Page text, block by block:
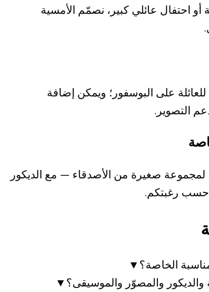
احتفال عائلي كبير، نصمّم الأمسية
على البوسفور؛ ويمكن إضافة
التصوير.
لمجموعة صغيرة من الأصدقاء — مع الديكور
حسب رغبتكم.
الخاصة؟▼
والمصوّر والموسيقى؟▼